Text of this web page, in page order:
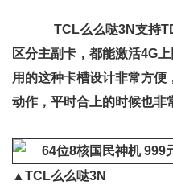
TCL么么哒3N支持
区分主副卡，都能激活4G
用的这种卡槽设计非常方
动作，平时合上的时候也非
▲ TCL么么哒3N